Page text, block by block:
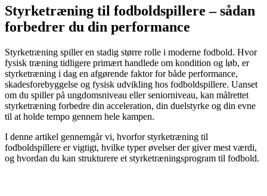
Styrketræning til fodboldspillere – sådan
forbedrer du din performance
Styrketræning spiller en stadig større rolle i moderne fodbold. Hvor
fysisk træning tidligere primært handlede om kondition og løb, er
styrketræning i dag en afgørende faktor for både performance,
skadesforebyggelse og fysisk udvikling hos fodboldspillere. Uanset
om du spiller på ungdomsniveau eller seniorniveau, kan målrettet
styrketræning forbedre din acceleration, din duelstyrke og din evne
til at holde tempo gennem hele kampen.
I denne artikel gennemgår vi, hvorfor styrketræning til
fodboldspillere er vigtigt, hvilke typer øvelser der giver mest værdi,
og hvordan du kan strukturere et styrketræningsprogram til fodbold.